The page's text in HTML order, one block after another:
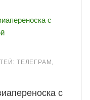
ТЕЛЕГРАМ,
с